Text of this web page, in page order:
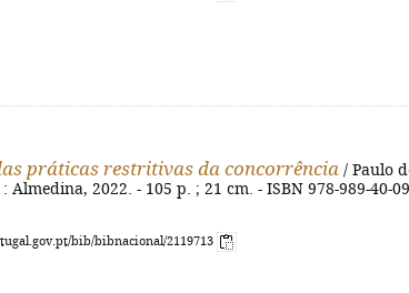
práticas restritivas da concorrência / Paulo
Almedina, 2022. - 105 p. ; 21 cm. - ISBN 978-989-40-
bib/bibnacional/2119713